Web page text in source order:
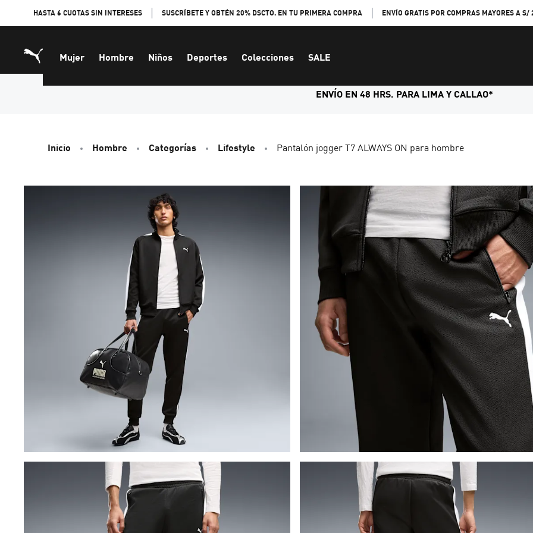
HASTA 6 CUOTAS SIN INTERESES SUSCRÍBETE Y OBTÉN 20% DSCTO. EN TU PRIMERA COMPRA ENVÍO GRATIS POR COMPRAS MAYORES A S/
Mujer Hombre Niños Deportes Colecciones SALE
ENVÍO EN 48 HRS. PARA LIMA Y CALLAO*
Inicio Hombre Categorías Lifestyle Pantalón jogger T7 ALWAYS ON para hombre